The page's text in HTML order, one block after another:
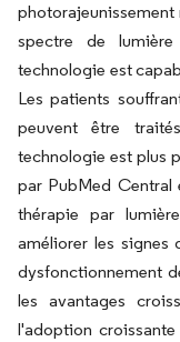
photorajeunissement
spectre de
technologie est
Les patients
peuvent être
technologie est plus
par PubMed Central
thérapie par
améliorer les signes
dysfonctionnement
les avantages
l'adoption